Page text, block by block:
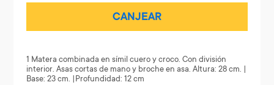
CANJEAR
1 Matera combinada en símil cuero y croco. Con división
interior. Asas cortas de mano y broche en asa. Altura: 28 cm. |
Base: 23 cm. |Profundidad: 12 cm